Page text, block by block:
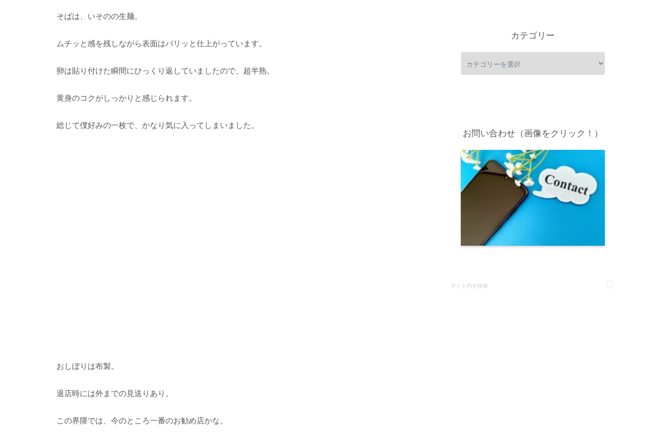
そばは、いそのの生麺。
ムチッと感を残しながら表面はパリッと仕上がっています。
卵は貼り付けた瞬間にひっくり返していましたので、超半熟。
黄身のコクがしっかりと感じられます。
総じて僕好みの一枚で、かなり気に入ってしまいました。
おしぼりは布製。
退店時には外までの見送りあり。
この界隈では、今のところ一番のお勧め店かな。
カテゴリー
お問い合わせ（画像をクリック！）